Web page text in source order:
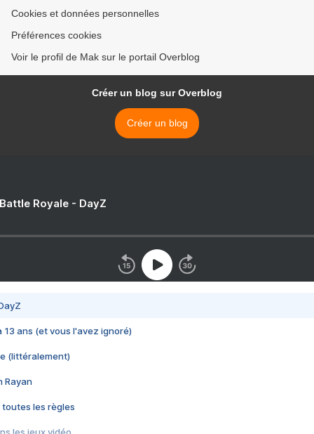
Cookies et données personnelles
Préférences cookies
Voir le profil de Mak sur le portail Overblog
Créer un blog sur Overblog
Créer un blog
Royale - DayZ
13 ans (et vous l'avez ignoré)
(littéralement)
Rayan
toutes les règles